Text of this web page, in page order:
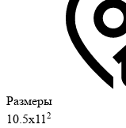
Размеры
10.5х112